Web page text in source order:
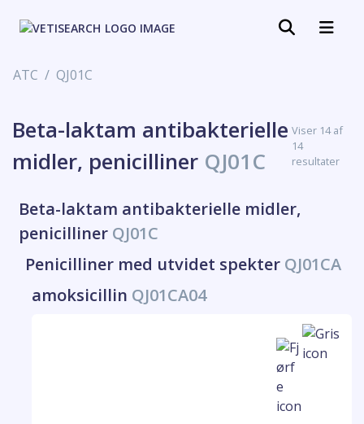
ATC QJ01C
Beta-laktam antibakterielle
midler, penicilliner QJ01C
Viser 14 af
14
resultater
Beta-laktam antibakterielle midler,
penicilliner QJ01C
Penicilliner med utvidet spekter QJ01CA
amoksicillin QJ01CA04